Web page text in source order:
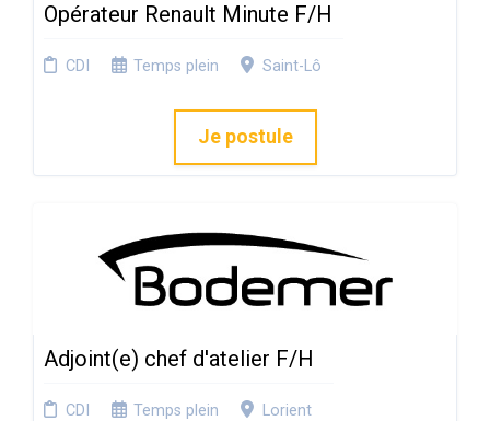
Opérateur Renault Minute F/H
CDI Temps plein Saint-Lô
Je postule
Adjoint(e) chef d'atelier F/H
CDI Temps plein Lorient